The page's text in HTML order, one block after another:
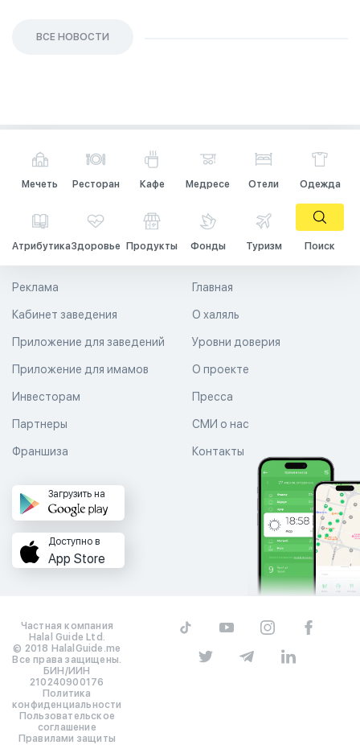
ВСЕ НОВОСТИ
Мечеть Ресторан Кафе Медресе Отели Одежда
АтрибутикаЗдоровье Продукты Фонды Туризм Поиск
Главная
О халяль
Уровни доверия
Реклама
Кабинет заведения
Приложение для заведений
Приложение для имамов О проекте
Пресса
СМИ о нас
Контакты
Инвесторам
Партнеры
Франшиза
Загрузить на
Доступно в
App Store
Частная компания
Halal Guide Ltd.
© 2018 HalalGuide.me
Все права защищены.
БИН/ИИН
210240900176
Политика
конфиденциальности
Пользовательское
соглашение
Правилами защиты